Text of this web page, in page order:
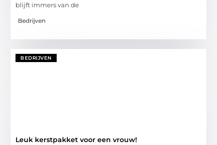
blijft immers van de
Bedrijven
BEDRIJVEN
Leuk kerstpakket voor een vrouw!